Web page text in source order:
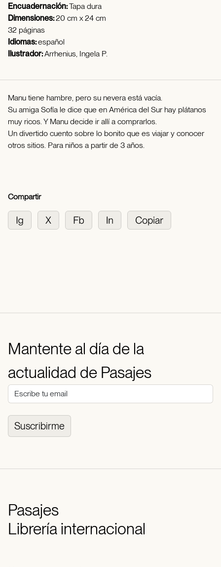
Encuadernación:Tapa dura
Dimensiones:20 cm x 24 cm
32 páginas
Idiomas:español
Ilustrador:Arrhenius, Ingela P.
Manu tiene hambre, pero su nevera está vacía.
Su amiga Sofía le dice que en América del Sur hay plátanos
muy ricos. Y Manu decide ir allí a comprarlos.
Un divertido cuento sobre lo bonito que es viajar y conocer
otros sitios. Para niños a partir de 3 años.
Compartir
Mantente al día de la
actualidad de Pasajes
Suscribirme
Pasajes
Librería internacional